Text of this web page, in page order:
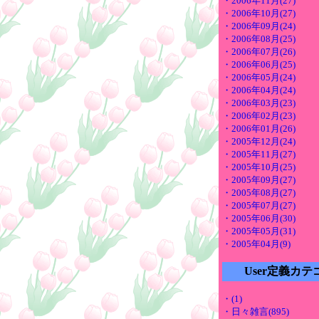
・2006年10月(27)
・2006年09月(24)
・2006年08月(25)
・2006年07月(26)
・2006年06月(25)
・2006年05月(24)
・2006年04月(24)
・2006年03月(23)
・2006年02月(23)
・2006年01月(26)
・2005年12月(24)
・2005年11月(27)
・2005年10月(25)
・2005年09月(27)
・2005年08月(27)
・2005年07月(27)
・2005年06月(30)
・2005年05月(31)
・2005年04月(9)
User定義カテ
・(1)
・日々雑言(895)